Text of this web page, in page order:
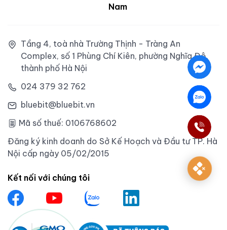
Nam
Tầng 4, toà nhà Trường Thịnh - Tràng An
Complex, số 1 Phùng Chí Kiên, phường Nghĩa Đô,
thành phố Hà Nội
024 379 32 762
bluebit@bluebit.vn
Mã số thuế: 0106768602
Đăng ký kinh doanh do Sở Kế Hoạch và Đầu tư TP. Hà
Nội cấp ngày 05/02/2015
Kết nối với chúng tôi